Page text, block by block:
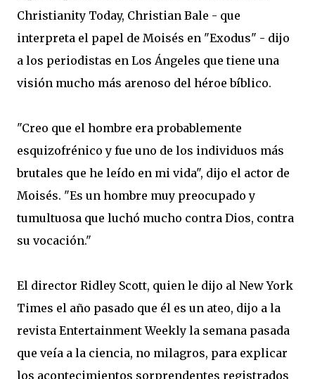
Christianity Today, Christian Bale - que
interpreta el papel de Moisés en "Exodus" - dijo
a los periodistas en Los Ángeles que tiene una
visión mucho más arenoso del héroe bíblico.
"Creo que el hombre era probablemente
esquizofrénico y fue uno de los individuos más
brutales que he leído en mi vida", dijo el actor de
Moisés. "Es un hombre muy preocupado y
tumultuosa que luchó mucho contra Dios, contra
su vocación."
El director Ridley Scott, quien le dijo al New York
Times el año pasado que él es un ateo, dijo a la
revista Entertainment Weekly la semana pasada
que veía a la ciencia, no milagros, para explicar
los acontecimientos sorprendentes registrados